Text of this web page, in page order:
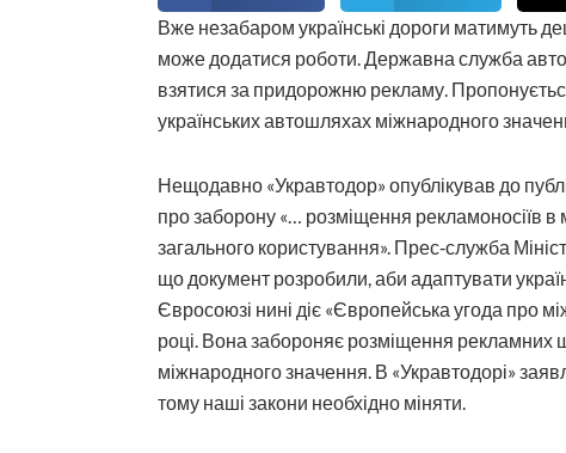
Вже незабаром українські дороги матимуть
може додатися роботи. Державна служба
взятися за придорожню рекламу.
українських автошляхах міжнародного
Нещодавно «Укравтодор» опублікував до
про заборону «… розміщення рекламоносіїв в
загального користування». Прес‑служба
що документ розробили, аби адаптувати
Євросоюзі нині діє «Європейська угода про
році. Вона забороняє розміщення рекламних
міжнародного значення. В «Укравтодорі»
тому наші закони необхідно міняти.